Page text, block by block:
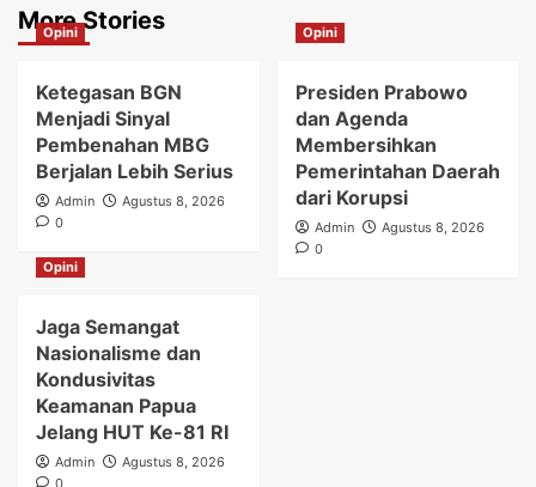
More Stories
Opini
Ketegasan BGN
Menjadi Sinyal
Pembenahan MBG
Berjalan Lebih Serius
Admin
Agustus 8, 2026
0
Opini
Presiden Prabowo
dan Agenda
Membersihkan
Pemerintahan Daerah
dari Korupsi
Admin
Agustus 8, 2026
0
Opini
Jaga Semangat
Nasionalisme dan
Kondusivitas
Keamanan Papua
Jelang HUT Ke-81 RI
Admin
Agustus 8, 2026
0